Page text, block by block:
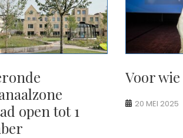
open tot 1
Voor
20 MEI 2025